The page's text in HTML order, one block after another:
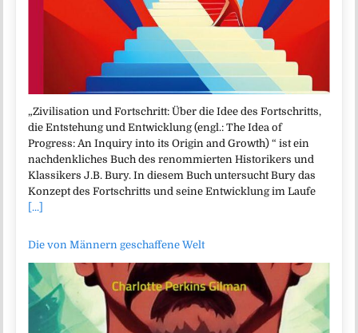
„Zivilisation und Fortschritt: Über die Idee des Fortschritts,
die Entstehung und Entwicklung (engl.: The Idea of
Progress: An Inquiry into its Origin and Growth) “ ist ein
nachdenkliches Buch des renommierten Historikers und
Klassikers J.B. Bury. In diesem Buch untersucht Bury das
Konzept des Fortschritts und seine Entwicklung im Laufe
[...]
Die von Männern geschaffene Welt